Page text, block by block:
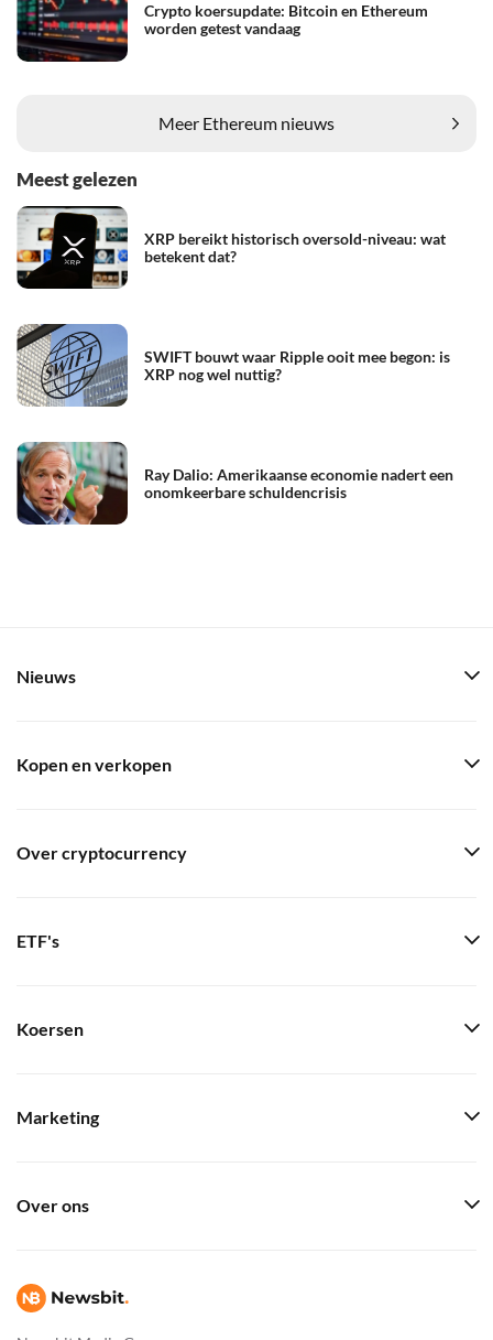
Crypto koersupdate: Bitcoin en Ethereum
worden getest vandaag
Meer Ethereum nieuws
Meest gelezen
XRP bereikt historisch oversold-niveau: wat
betekent dat?
SWIFT bouwt waar Ripple ooit mee begon: is
XRP nog wel nuttig?
Ray Dalio: Amerikaanse economie nadert een
onomkeerbare schuldencrisis
Nieuws
Kopen en verkopen
Over cryptocurrency
ETF's
Koersen
Marketing
Over ons